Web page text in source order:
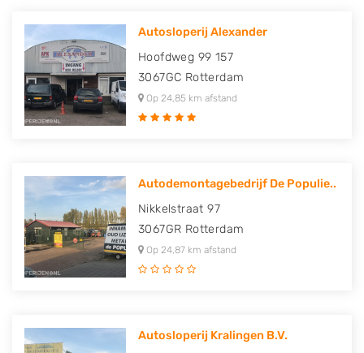
Autosloperij Alexander
Hoofdweg 99 157
3067GC Rotterdam
Op 24,85 km afstand
Autodemontagebedrijf De Populie..
Nikkelstraat 97
3067GR Rotterdam
Op 24,87 km afstand
Autosloperij Kralingen B.V.